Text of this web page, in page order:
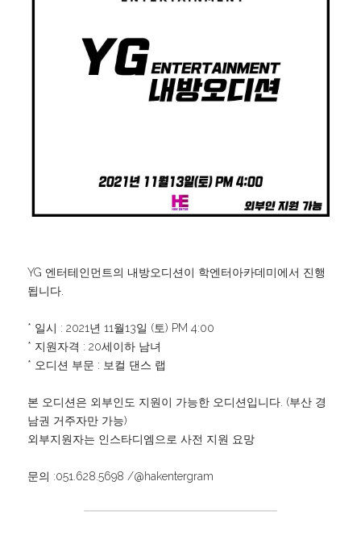
YG 엔터테인먼트의 내방오디션이 학엔터아카데미에서 진행
됩니다.
* 일시 : 2021년 11월13일 (토) PM 4:00
* 지원자격 : 20세이하 남녀
* 오디션 부문 : 보컬 댄스 랩
본 오디션은 외부인도 지원이 가능한 오디션입니다. (부산 경
남권 거주자만 가능)
외부지원자는 인스타디엠으로 사전 지원 요망
문의 :051.628.5698 /@hakentergram